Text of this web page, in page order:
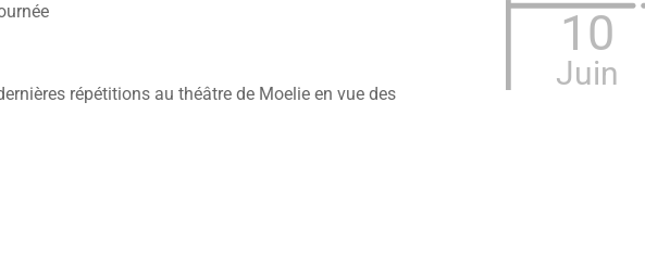
10
Juin
répétitions au théâtre de Moelie en vue des